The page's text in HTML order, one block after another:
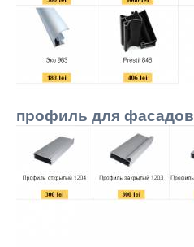
профиль для фасадов